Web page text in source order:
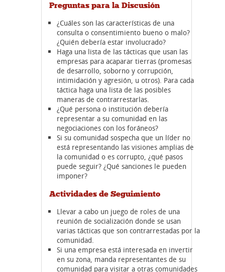
Preguntas para la Discusión
¿Cuáles son las características de una
consulta o consentimiento bueno o malo?
¿Quién debería estar involucrado?
Haga una lista de las tácticas que usan las
empresas para acaparar tierras (promesas
de desarrollo, soborno y corrupción,
intimidación y agresión, u otros). Para cada
táctica haga una lista de las posibles
maneras de contrarrestarlas.
¿Qué persona o institución debería
representar a su comunidad en las
negociaciones con los foráneos?
Si su comunidad sospecha que un líder no
está representando las visiones amplias de
la comunidad o es corrupto, ¿qué pasos
puede seguir? ¿Qué sanciones le pueden
imponer?
Actividades de Seguimiento
Llevar a cabo un juego de roles de una
reunión de socialización donde se usan
varias tácticas que son contrarrestadas por la
comunidad.
Si una empresa está interesada en invertir
en su zona, manda representantes de su
comunidad para visitar a otras comunidades